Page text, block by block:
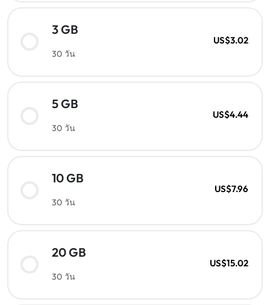
3 GB
30 วัน
US$3.02
5 GB
30 วัน
US$4.44
10 GB
30 วัน
US$7.96
20 GB
30 วัน
US$15.02